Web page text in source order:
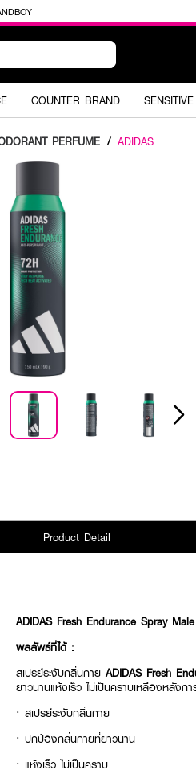
COUNTER BRAND
PERFUME / ADIDAS
Product Detail
ADIDAS Fresh Endurance Spray Male
ผลลัพธ์ที่ได้ :
สเปรย์ระงับกลิ่นกาย ADIDAS Fresh
ยาวนานแห้งเร็ว ไม่เป็นคราบเหลืองหลังกา
· สเปรย์ระงับกลิ่นกาย
· ปกป้องกลิ่นกายที่ยาวนาน
· แห้งเร็ว ไม่เป็นคราบ